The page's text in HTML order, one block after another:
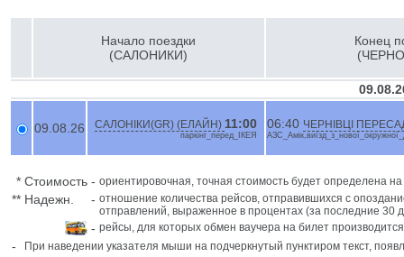
Начало поездки
(САЛОНИКИ)
Конец
09.08.26 САЛОНІКИ(GR) (ЕЛАЙН) 11:00
паркінг_перед_ІКЕЯ
06:40 ЧЕРНІВЦІ
* Стоимость - ориентировочная, точная стоимость будет определена
** Надежн. - отношение количества рейсов, отправившихся с
отправлений, выраженное в процентах (за последние 30
- рейсы, для которых обмен ваучера на билет
- При наведении указателя мыши на подчеркнутый пунктиром текст,